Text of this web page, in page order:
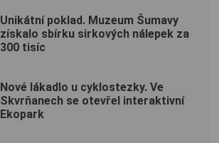
Unikátní poklad. Muzeum Šumavy
získalo sbírku sirkových nálepek za
300 tisíc
Nové lákadlo u cyklostezky. Ve
Skvrňanech se otevřel interaktivní
Ekopark